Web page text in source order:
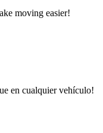
moving easier!
en cualquier vehículo!